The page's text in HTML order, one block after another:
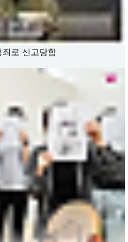
로 신고당함